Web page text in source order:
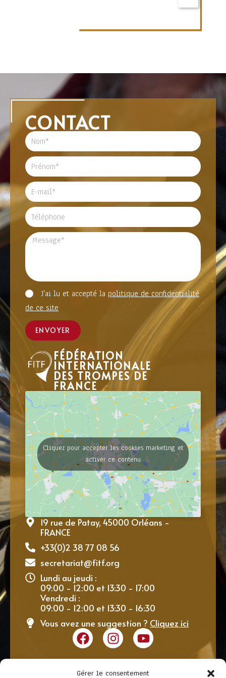
Gérer le consentement
CONTACT
J'ai lu et accepté la politique de confidentialité
de ce site
ENVOYER
FÉDÉRATION
INTERNATIONALE
DES TROMPES DE
FRANCE
Cliquez pour accepter les cookies marketing et
activer ce contenu
19 rue de Patay, 45000 Orléans -
FRANCE
+33(0)2 38 77 08 56
secretariat@fitf.org
Lundi au jeudi :
09:00 - 12:00 et 13:30 - 17:00
Vendredi :
09:00 - 12:00 et 13:30 - 16:30
Vous avez une suggestion ? Cliquez ici